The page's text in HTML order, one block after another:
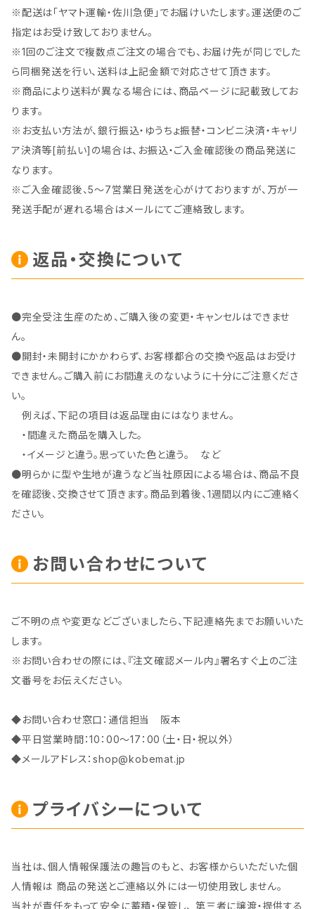
※配送は「ヤマト運輸・佐川急便」でお届けいたします。運送便のご
指定はお受け致しておりません。
※1回のご注文で複数点ご注文の場合でも、お届け先が同じでした
ら同梱発送を行い、送料は上記金額で対応させて頂きます。
※商品により送料が異なる場合には、商品ページに記載致してお
ります。
※お支払い方法が、銀行振込・ゆうちょ振替・コンビニ決済・キャリ
ア決済等[前払い]の場合は、お振込・ご入金確認後の商品発送に
なります。
※ご入金確認後、5～7営業日発送を心がけておりますが、万が一
発送手配が遅れる場合はメールにてご連絡致します。
返品・交換について
●完全受注生産のため、ご購入後の変更・キャンセルはできませ
ん。
●開封・未開封にかかわらず、お客様都合の交換や返品はお受け
できません。ご購入前にお間違えのないように十分にご注意くださ
い。
例えば、下記の項目は返品理由にはなりません。
・間違えた商品を購入した。
・イメージと違う。思っていた色と違う。 など
●明らかに型や生地が違うなど当社原因による場合は、商品不良
を確認後、交換させて頂きます。商品到着後、1週間以内にご連絡く
ださい。
お問い合わせについて
ご不明の点や変更などございましたら、下記連絡先までお願いいた
します。
※お問い合わせの際には、『注文確認メール内』署名すぐ上のご注
文番号をお伝えください。
◆お問い合わせ窓口：通信担当 阪本
◆平日営業時間：10：00～17：00（土・日・祝以外）
◆メールアドレス：shop@kobemat.jp
プライバシーについて
当社は、個人情報保護法の趣旨のもと、 お客様からいただいた個
人情報は 商品の発送とご連絡以外には一切使用致しません。
当社が責任をもって安全に蓄積・保管し、 第三者に譲渡・提供する